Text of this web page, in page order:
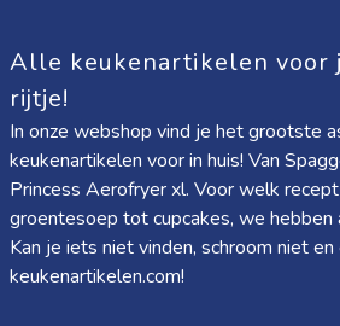
Alle keukenartikelen voor
rijtje!
In onze webshop vind je het grootste
keukenartikelen voor in huis! Van
Princess Aerofryer xl. Voor welk
groentesoep tot cupcakes, we hebben
Kan je iets niet vinden, schroom niet
keukenartikelen.com!